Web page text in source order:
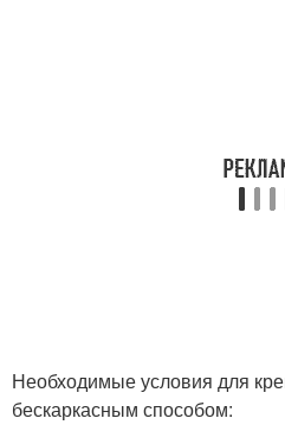
Необходимые условия для
бескаркасным способом: